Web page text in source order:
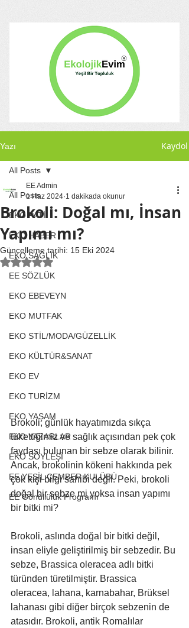
Yazı Kaydol
All Posts
EKO PATİ
EKO HABER
EKO SAĞLIK
EE SÖZLÜK
EKO EBEVEYN
EKO MUTFAK
EKO STİL/MODA/GÜZELLİK
EKO KÜLTÜR&SANAT
EKO EV
EKO TURİZM
EKO YAŞAM
EKO YAZARLAR
EKO SÖYLEŞİ
EE YEŞİL ÇEMBER KULÜBÜ
EE Gönüllülük Programı
All Posts
Brokoli: Doğal mı, İnsan
Yapımı mı?
EE Admin
1 Haz 2024 1 dakikada okunur
Güncelleme tarihi: 15 Eki 2024
5 üzerinden NaN yıldız
Brokoli, günlük hayatımızda sıkça
tükettiğimiz ve sağlık açısından pek çok
faydası bulunan bir sebze olarak bilinir.
Ancak, brokolinin kökeni hakkında pek
çok kişi bilgi sahibi değil. Peki, brokoli
doğal bir sebze mi yoksa insan yapımı
bir bitki mi?
Brokoli, aslında doğal bir bitki değil,
insan eliyle geliştirilmiş bir sebzedir. Bu
sebze, Brassica oleracea adlı bitki
türünden türetilmiştir. Brassica
oleracea, lahana, karnabahar, Brüksel
lahanası gibi diğer birçok sebzenin de
atasıdır. Brokoli, antik Romalılar